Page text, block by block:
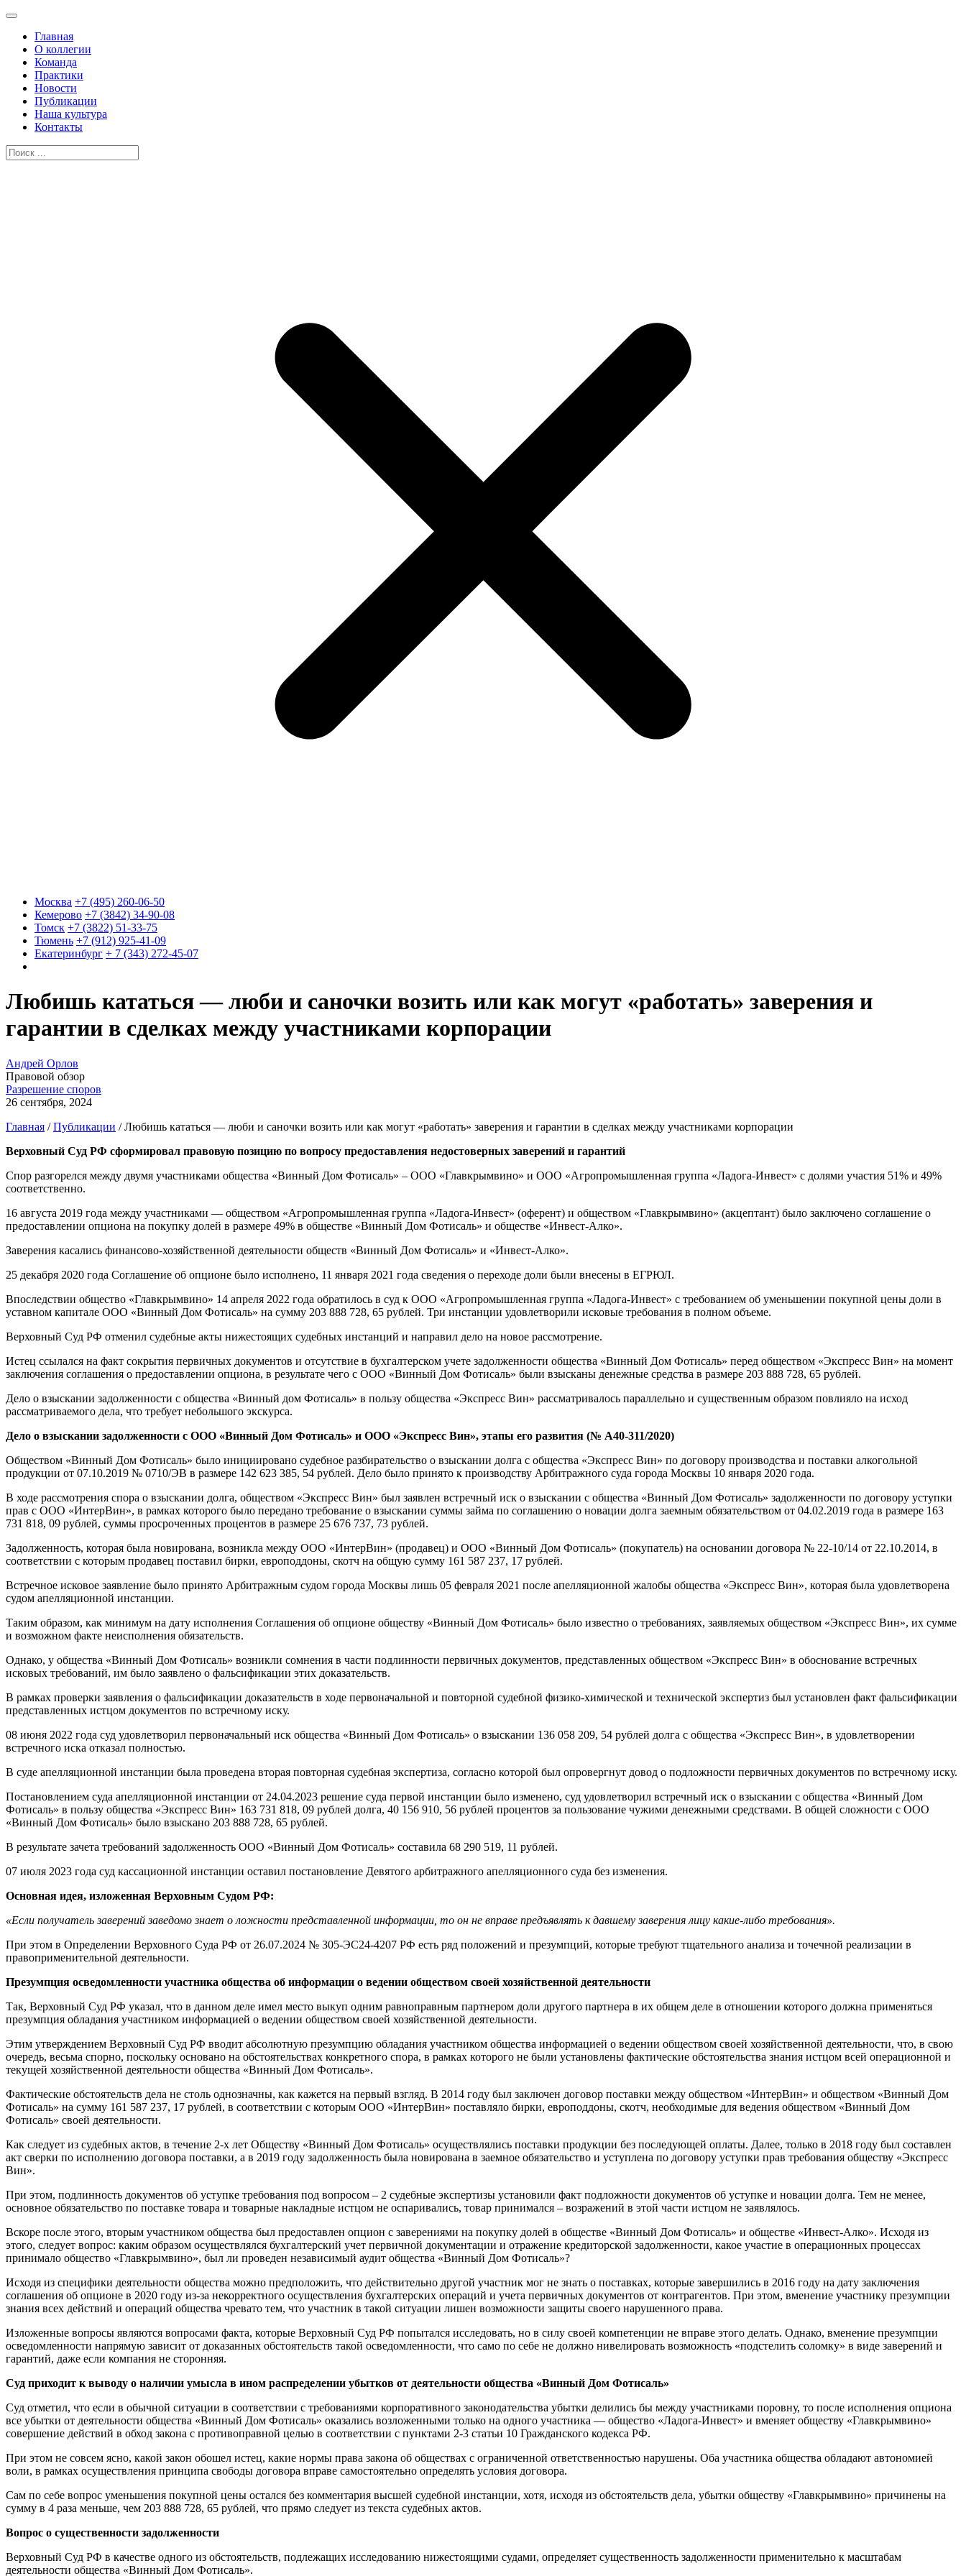
Главная
О коллегии
Команда
Практики
Новости
Публикации
Наша культура
Контакты
Москва +7 (495) 260-06-50
Кемерово +7 (3842) 34-90-08
Томск +7 (3822) 51-33-75
Тюмень +7 (912) 925-41-09
Екатеринбург + 7 (343) 272-45-07
Любишь кататься — люби и саночки возить или как могут «работать» заверения и
гарантии в сделках между участниками корпорации
Андрей Орлов
Правовой обзор
Разрешение споров
26 сентября, 2024
Главная /Публикации /Любишь кататься — люби и саночки возить или как могут «работать» заверения и гарантии в сделках между участниками корпорации
Верховный Суд РФ сформировал правовую позицию по вопросу предоставления недостоверных заверений и гарантий
Спор разгорелся между двумя участниками общества «Винный Дом Фотисаль» – ООО «Главкрымвино» и ООО «Агропромышленная группа «Ладога-Инвест» с долями участия 51% и 49%
соответственно.
16 августа 2019 года между участниками — обществом «Агропромышленная группа «Ладога-Инвест» (оферент) и обществом «Главкрымвино» (акцептант) было заключено соглашение о
предоставлении опциона на покупку долей в размере 49% в обществе «Винный Дом Фотисаль» и обществе «Инвест-Алко».
Заверения касались финансово-хозяйственной деятельности обществ «Винный Дом Фотисаль» и «Инвест-Алко».
25 декабря 2020 года Соглашение об опционе было исполнено, 11 января 2021 года сведения о переходе доли были внесены в ЕГРЮЛ.
Впоследствии общество «Главкрымвино» 14 апреля 2022 года обратилось в суд к ООО «Агропромышленная группа «Ладога-Инвест» с требованием об уменьшении покупной цены доли в
уставном капитале ООО «Винный Дом Фотисаль» на сумму 203 888 728, 65 рублей. Три инстанции удовлетворили исковые требования в полном объеме.
Верховный Суд РФ отменил судебные акты нижестоящих судебных инстанций и направил дело на новое рассмотрение.
Истец ссылался на факт сокрытия первичных документов и отсутствие в бухгалтерском учете задолженности общества «Винный Дом Фотисаль» перед обществом «Экспресс Вин» на момент
заключения соглашения о предоставлении опциона, в результате чего с ООО «Винный Дом Фотисаль» были взысканы денежные средства в размере 203 888 728, 65 рублей.
Дело о взыскании задолженности с общества «Винный дом Фотисаль» в пользу общества «Экспресс Вин» рассматривалось параллельно и существенным образом повлияло на исход
рассматриваемого дела, что требует небольшого экскурса.
Дело о взыскании задолженности с ООО «Винный Дом Фотисаль» и ООО «Экспресс Вин», этапы его развития (№ А40-311/2020)
Обществом «Винный Дом Фотисаль» было инициировано судебное разбирательство о взыскании долга с общества «Экспресс Вин» по договору производства и поставки алкогольной
продукции от 07.10.2019 № 0710/ЭВ в размере 142 623 385, 54 рублей. Дело было принято к производству Арбитражного суда города Москвы 10 января 2020 года.
В ходе рассмотрения спора о взыскании долга, обществом «Экспресс Вин» был заявлен встречный иск о взыскании с общества «Винный Дом Фотисаль» задолженности по договору уступки
прав с ООО «ИнтерВин», в рамках которого было передано требование о взыскании суммы займа по соглашению о новации долга заемным обязательством от 04.02.2019 года в размере 163
731 818, 09 рублей, суммы просроченных процентов в размере 25 676 737, 73 рублей.
Задолженность, которая была новирована, возникла между ООО «ИнтерВин» (продавец) и ООО «Винный Дом Фотисаль» (покупатель) на основании договора № 22-10/14 от 22.10.2014, в
соответствии с которым продавец поставил бирки, европоддоны, скотч на общую сумму 161 587 237, 17 рублей.
Встречное исковое заявление было принято Арбитражным судом города Москвы лишь 05 февраля 2021 после апелляционной жалобы общества «Экспресс Вин», которая была удовлетворена
судом апелляционной инстанции.
Таким образом, как минимум на дату исполнения Соглашения об опционе обществу «Винный Дом Фотисаль» было известно о требованиях, заявляемых обществом «Экспресс Вин», их сумме
и возможном факте неисполнения обязательств.
Однако, у общества «Винный Дом Фотисаль» возникли сомнения в части подлинности первичных документов, представленных обществом «Экспресс Вин» в обоснование встречных
исковых требований, им было заявлено о фальсификации этих доказательств.
В рамках проверки заявления о фальсификации доказательств в ходе первоначальной и повторной судебной физико-химической и технической экспертиз был установлен факт фальсификации
представленных истцом документов по встречному иску.
08 июня 2022 года суд удовлетворил первоначальный иск общества «Винный Дом Фотисаль» о взыскании 136 058 209, 54 рублей долга с общества «Экспресс Вин», в удовлетворении
встречного иска отказал полностью.
В суде апелляционной инстанции была проведена вторая повторная судебная экспертиза, согласно которой был опровергнут довод о подложности первичных документов по встречному иску.
Постановлением суда апелляционной инстанции от 24.04.2023 решение суда первой инстанции было изменено, суд удовлетворил встречный иск о взыскании с общества «Винный Дом
Фотисаль» в пользу общества «Экспресс Вин» 163 731 818, 09 рублей долга, 40 156 910, 56 рублей процентов за пользование чужими денежными средствами. В общей сложности с ООО
«Винный Дом Фотисаль» было взыскано 203 888 728, 65 рублей.
В результате зачета требований задолженность ООО «Винный Дом Фотисаль» составила 68 290 519, 11 рублей.
07 июля 2023 года суд кассационной инстанции оставил постановление Девятого арбитражного апелляционного суда без изменения.
Основная идея, изложенная Верховным Судом РФ:
«Если получатель заверений заведомо знает о ложности представленной информации, то он не вправе предъявлять к давшему заверения лицу какие-либо требования».
При этом в Определении Верховного Суда РФ от 26.07.2024 № 305-ЭС24-4207 РФ есть ряд положений и презумпций, которые требуют тщательного анализа и точечной реализации в
правоприменительной деятельности.
Презумпция осведомленности участника общества об информации о ведении обществом своей хозяйственной деятельности
Так, Верховный Суд РФ указал, что в данном деле имел место выкуп одним равноправным партнером доли другого партнера в их общем деле в отношении которого должна применяться
презумпция обладания участником информацией о ведении обществом своей хозяйственной деятельности.
Этим утверждением Верховный Суд РФ вводит абсолютную презумпцию обладания участником общества информацией о ведении обществом своей хозяйственной деятельности, что, в свою
очередь, весьма спорно, поскольку основано на обстоятельствах конкретного спора, в рамках которого не были установлены фактические обстоятельства знания истцом всей операционной и
текущей хозяйственной деятельности общества «Винный Дом Фотисаль».
Фактические обстоятельств дела не столь однозначны, как кажется на первый взгляд. В 2014 году был заключен договор поставки между обществом «ИнтерВин» и обществом «Винный Дом
Фотисаль» на сумму 161 587 237, 17 рублей, в соответствии с которым ООО «ИнтерВин» поставляло бирки, европоддоны, скотч, необходимые для ведения обществом «Винный Дом
Фотисаль» своей деятельности.
Как следует из судебных актов, в течение 2-х лет Обществу «Винный Дом Фотисаль» осуществлялись поставки продукции без последующей оплаты. Далее, только в 2018 году был составлен
акт сверки по исполнению договора поставки, а в 2019 году задолженность была новирована в заемное обязательство и уступлена по договору уступки прав требования обществу «Экспресс
Вин».
При этом, подлинность документов об уступке требования под вопросом – 2 судебные экспертизы установили факт подложности документов об уступке и новации долга. Тем не менее,
основное обязательство по поставке товара и товарные накладные истцом не оспаривались, товар принимался – возражений в этой части истцом не заявлялось.
Вскоре после этого, вторым участником общества был предоставлен опцион с заверениями на покупку долей в обществе «Винный Дом Фотисаль» и обществе «Инвест-Алко». Исходя из
этого, следует вопрос: каким образом осуществлялся бухгалтерский учет первичной документации и отражение кредиторской задолженности, какое участие в операционных процессах
принимало общество «Главкрымвино», был ли проведен независимый аудит общества «Винный Дом Фотисаль»?
Исходя из специфики деятельности общества можно предположить, что действительно другой участник мог не знать о поставках, которые завершились в 2016 году на дату заключения
соглашения об опционе в 2020 году из-за некорректного осуществления бухгалтерских операций и учета первичных документов от контрагентов. При этом, вменение участнику презумпции
знания всех действий и операций общества чревато тем, что участник в такой ситуации лишен возможности защиты своего нарушенного права.
Изложенные вопросы являются вопросами факта, которые Верховный Суд РФ попытался исследовать, но в силу своей компетенции не вправе этого делать. Однако, вменение презумпции
осведомленности напрямую зависит от доказанных обстоятельств такой осведомленности, что само по себе не должно нивелировать возможность «подстелить соломку» в виде заверений и
гарантий, даже если компания не сторонняя.
Суд приходит к выводу о наличии умысла в ином распределении убытков от деятельности общества «Винный Дом Фотисаль»
Суд отметил, что если в обычной ситуации в соответствии с требованиями корпоративного законодательства убытки делились бы между участниками поровну, то после исполнения опциона
все убытки от деятельности общества «Винный Дом Фотисаль» оказались возложенными только на одного участника — общество «Ладога-Инвест» и вменяет обществу «Главкрымвино»
совершение действий в обход закона с противоправной целью в соответствии с пунктами 2-3 статьи 10 Гражданского кодекса РФ.
При этом не совсем ясно, какой закон обошел истец, какие нормы права закона об обществах с ограниченной ответственностью нарушены. Оба участника общества обладают автономией
воли, в рамках осуществления принципа свободы договора вправе самостоятельно определять условия договора.
Сам по себе вопрос уменьшения покупной цены остался без комментария высшей судебной инстанции, хотя, исходя из обстоятельств дела, убытки обществу «Главкрымвино» причинены на
сумму в 4 раза меньше, чем 203 888 728, 65 рублей, что прямо следует из текста судебных актов.
Вопрос о существенности задолженности
Верховный Суд РФ в качестве одного из обстоятельств, подлежащих исследованию нижестоящими судами, определяет существенность задолженности применительно к масштабам
деятельности общества «Винный Дом Фотисаль».